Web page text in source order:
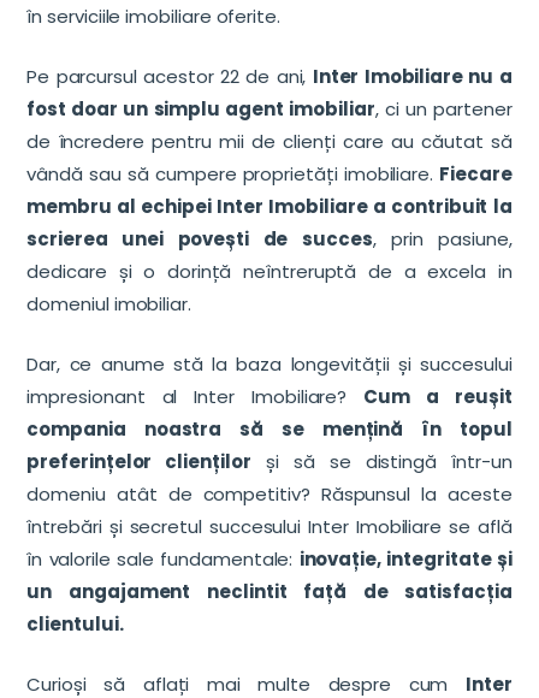
în serviciile imobiliare oferite.
Pe parcursul acestor 22 de ani, Inter Imobiliare nu a
fost doar un simplu agent imobiliar, ci un partener
de încredere pentru mii de clienți care au căutat să
vândă sau să cumpere proprietăți imobiliare. Fiecare
membru al echipei Inter Imobiliare a contribuit la
scrierea unei povești de succes, prin pasiune,
dedicare și o dorință neîntreruptă de a excela in
domeniul imobiliar.
Dar, ce anume stă la baza longevității și succesului
impresionant al Inter Imobiliare? Cum a reușit
compania noastra să se mențină în topul
preferințelor clienților și să se distingă într-un
domeniu atât de competitiv? Răspunsul la aceste
întrebări și secretul succesului Inter Imobiliare se află
în valorile sale fundamentale: inovație, integritate și
un angajament neclintit față de satisfacția
clientului.
Curioși să aflați mai multe despre cum Inter